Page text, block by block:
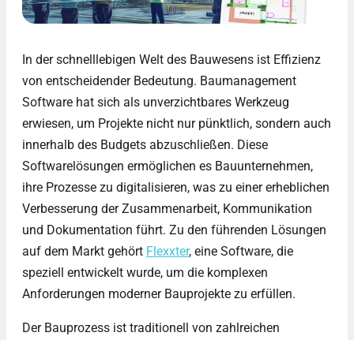
In der schnelllebigen Welt des Bauwesens ist Effizienz
von entscheidender Bedeutung. Baumanagement
Software hat sich als unverzichtbares Werkzeug
erwiesen, um Projekte nicht nur pünktlich, sondern auch
innerhalb des Budgets abzuschließen. Diese
Softwarelösungen ermöglichen es Bauunternehmen,
ihre Prozesse zu digitalisieren, was zu einer erheblichen
Verbesserung der Zusammenarbeit, Kommunikation
und Dokumentation führt. Zu den führenden Lösungen
auf dem Markt gehört Flexxter, eine Software, die
speziell entwickelt wurde, um die komplexen
Anforderungen moderner Bauprojekte zu erfüllen.
Der Bauprozess ist traditionell von zahlreichen